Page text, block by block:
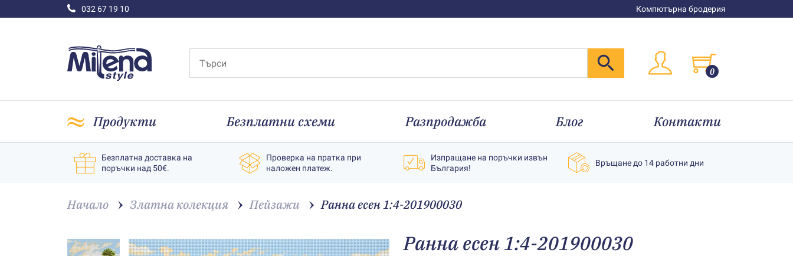
032 67 19 10 Компютърна бродерия
0
Продукти Безплатни схеми Разпродажба Блог Контакти
Безплатна доставка на
поръчки над 50€.
Проверка на пратка при
наложен платеж.
Изпращане на поръчки извън
България!
Връщане до 14 работни дни
Начало Златна колекция Пейзажи Ранна есен 1:4-201900030
Ранна есен 1:4-201900030